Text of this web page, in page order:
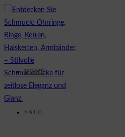
Zum
Inhalt
springen
HOME
SALE